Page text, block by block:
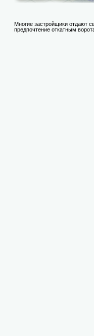
Многие застройщики отдают
предпочтение откатным